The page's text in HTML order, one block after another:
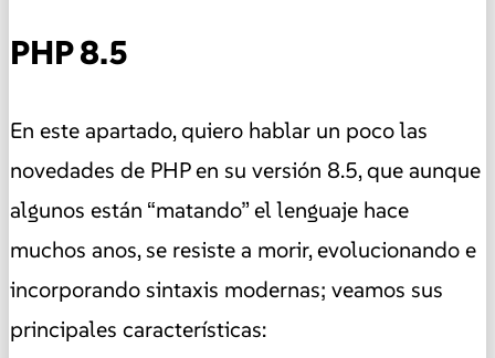
PHP 8.5
En este apartado, quiero hablar un poco las
novedades de PHP en su versión 8.5, que aunque
algunos están “matando” el lenguaje hace
muchos anos, se resiste a morir, evolucionando e
incorporando sintaxis modernas; veamos sus
principales características: